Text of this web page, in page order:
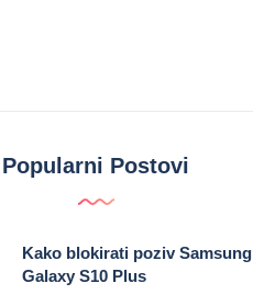
Popularni Postovi
Kako blokirati poziv Samsung
Galaxy S10 Plus